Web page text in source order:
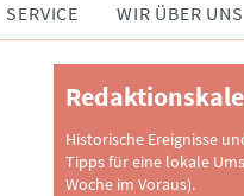
SERVICE WIR ÜBER UNS
Historische Ereignisse
Tipps für eine lokale
Woche im Voraus).